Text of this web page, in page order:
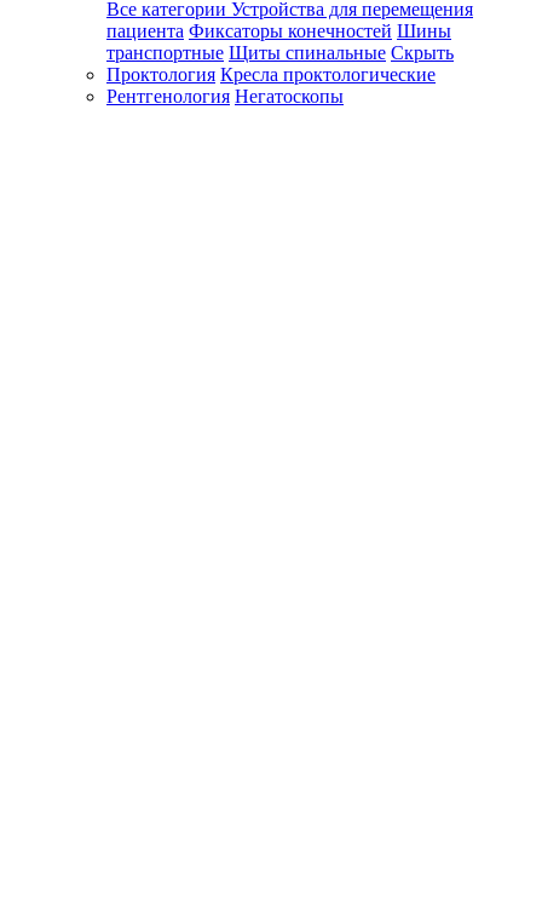
Все категории Устройства для перемещения
пациента Фиксаторы конечностей Шины
транспортные Щиты спинальные Скрыть
Проктология Кресла проктологические
Рентгенология Негатоскопы